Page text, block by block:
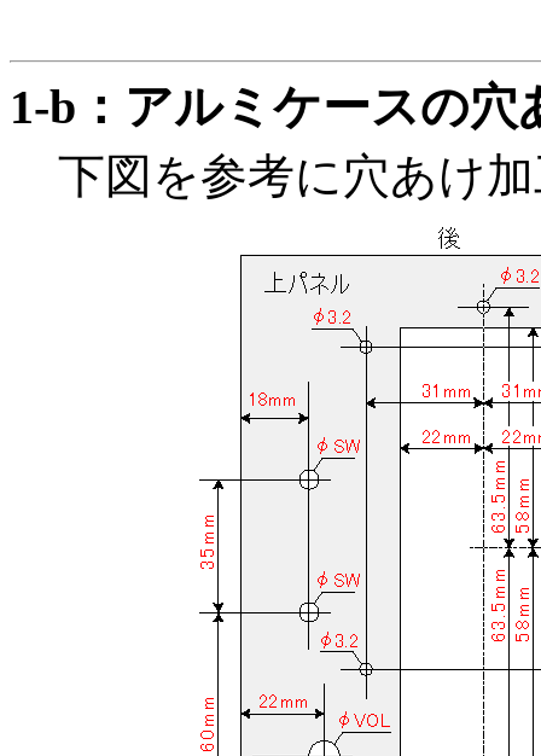
1-b：アルミケースの
下図を参考に穴あけ